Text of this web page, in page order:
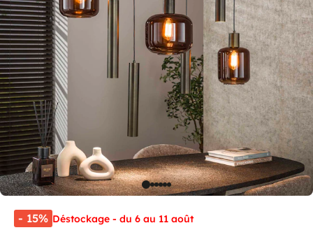
- 15% Déstockage - du 6 au 11 août